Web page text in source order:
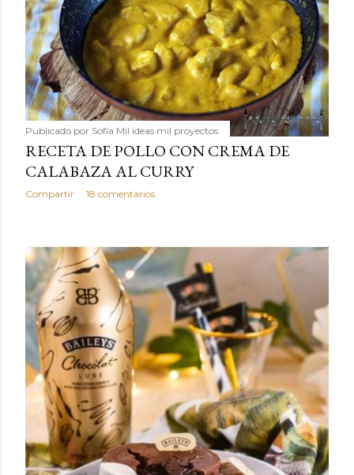
Publicado por Sofía Mil ideas mil proyectos
RECETA DE POLLO CON CREMA DE
CALABAZA AL CURRY
Compartir 18 comentarios